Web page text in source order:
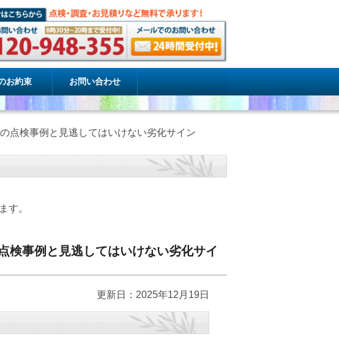
お約束 お問い合わせ
点検事例と見逃してはいけない劣化サイン
す。
検事例と見逃してはいけない劣化サイ
更新日：2025年12月19日